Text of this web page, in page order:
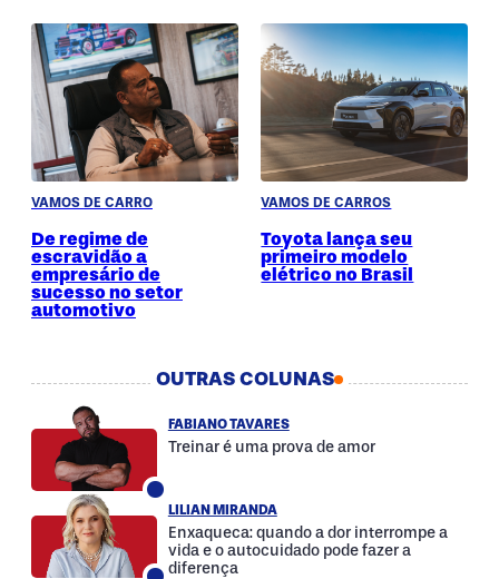
VAMOS DE CARRO
De regime de
escravidão a
empresário de
sucesso no setor
automotivo
VAMOS DE CARROS
Toyota lança seu
primeiro modelo
elétrico no Brasil
OUTRAS COLUNAS
FABIANO TAVARES
Treinar é uma prova de amor
LILIAN MIRANDA
Enxaqueca: quando a dor interrompe a
vida e o autocuidado pode fazer a
diferença